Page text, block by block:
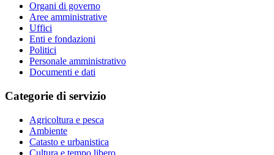
Organi di governo
Aree amministrative
Uffici
Enti e fondazioni
Politici
Personale amministrativo
Documenti e dati
Categorie di servizio
Agricoltura e pesca
Ambiente
Catasto e urbanistica
Cultura e tempo libero